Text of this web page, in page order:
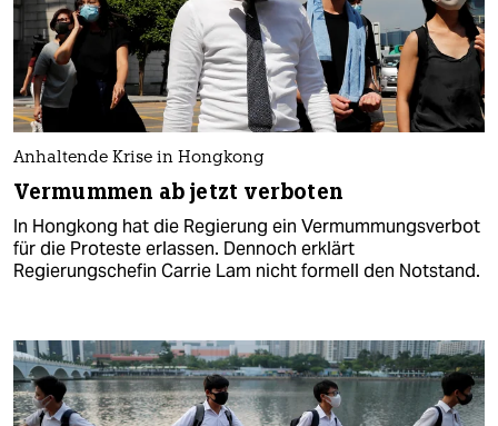
Anhaltende Krise in Hongkong
Vermummen ab jetzt verboten
In Hongkong hat die Regierung ein Vermummungsverbot
für die Proteste erlassen. Dennoch erklärt
Regierungschefin Carrie Lam nicht formell den Notstand.